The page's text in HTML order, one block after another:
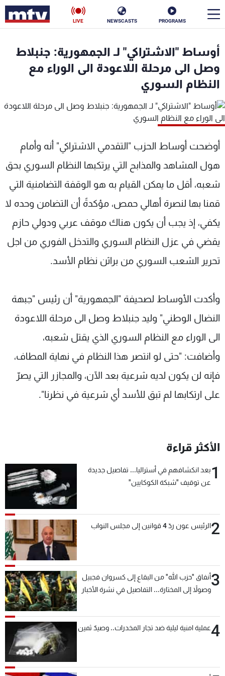
PROGRAMS
NEWSCASTS
LIVE
أوساط "الاشتراكي" لـ الجمهورية: جنبلاط
وصل الى مرحلة اللاعودة الى الوراء مع
النظام السوري
أوضحت أوساط الحزب "التقدمي الاشتراكي" أنه وأمام
هول المشاهد والمذابح التي يرتكبها النظام السوري بحق
شعبه، أقل ما يمكن القيام به هو الوقفة التضامنية التي
قمنا بها لنصرة أهالي حمص، مؤكدةً أن التضامن وحده لا
يكفي، إذ يجب أن يكون هناك موقف عربي ودولي حازم
يقضي في عزل النظام السوري والتدخل الفوري من اجل
تحرير الشعب السوري من براثن نظام الأسد.
وأكدت الأوساط لصحيفة "الجمهورية" أن رئيس "جبهة
النضال الوطني" وليد جنبلاط وصل الى مرحلة اللاعودة
الى الوراء مع النظام السوري الذي يقتل شعبه،
وأضافت: "حتى لو انتصر هذا النظام في نهاية المطاف،
فإنه لن يكون لديه شرعية بعد الآن، والمجازر التي يصرّ
على ارتكابها لم تبق للأسد أي شرعية في نظرنا".
الأكثر قراءة
1بعد انكشافهم في أستراليا... تفاصيل جديدة
عن توقيف "شبكة الكوكايين"
2الرئيس عون ردّ 4 قوانين إلى مجلس النواب
3أنفاق "حزب الله" من البقاع إلى كسروان فجبيل
وصولاً إلى المختارة... التفاصيل في نشرة الأخبار
4عملية امنية ليلية ضد تجار المخدرات.. وصيدٌ ثمين
en
الأخبار
سياسة
إقتصاد
منوعات
كأس العالم
البرامج
جدول البرامج
شاهد البرامج
الترددات
الإنـتـاج
لاعلاناتكم
شروط الإسـتخدام
سياسة الخصوصية